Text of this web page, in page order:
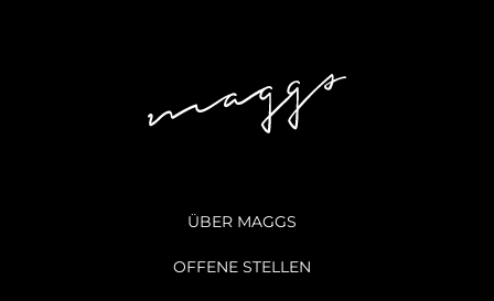
ÜBER MAGGS
OFFENE STELLEN